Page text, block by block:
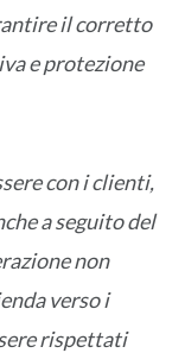
il corretto
e protezione
con i clienti,
a seguito del
non
verso i
rispettati